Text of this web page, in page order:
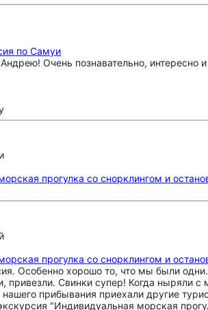
по Самуи
Очень познавательно, интересно
прогулка со снорклингом и
прогулка со снорклингом и
Особенно хорошо то, что мы были
привезли. Свинки супер! Когда ныряли
прибывания приехали другие